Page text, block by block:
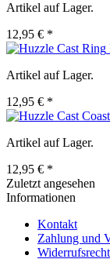
Artikel auf Lager.
12,95 € *
Artikel auf Lager.
12,95 € *
Artikel auf Lager.
12,95 € *
Zuletzt angesehen
Informationen
Kontakt
Zahlung und
Widerrufsrecht